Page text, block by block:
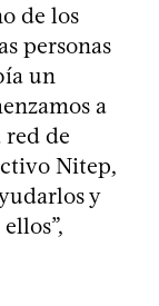
de los
personas
un
a
red de
Nitep,
y